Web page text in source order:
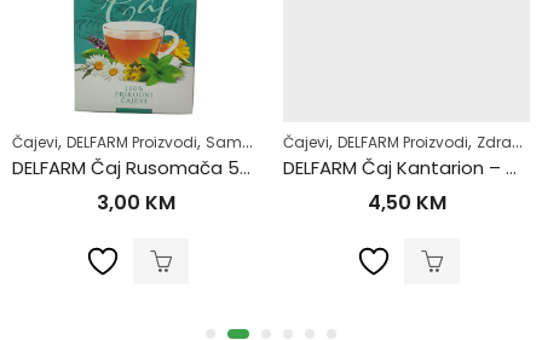
,Zdrav život
Čajevi, DELFARM Proizvodi, Samoliječenje ,Zdrav život ,Žensko zdravlje
DELFARM Čaj Rusomača 50g
3,00 KM
Čajevi, DELFARM Proizvodi, Zdrav život
DELFARM Čaj Kantarion – Gospina trava 50g
4,50 KM